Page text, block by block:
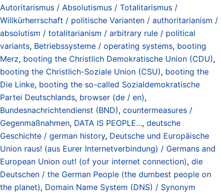
Autoritarismus / Absolutismus / Totalitarismus /
Willkürherrschaft / politische Varianten / authoritarianism /
absolutism / totalitarianism / arbitrary rule / political
variants, Betriebssysteme / operating systems, booting
Merz, booting the Christlich Demokratische Union (CDU),
booting the Christlich-Soziale Union (CSU), booting the
Die Linke, booting the so-called Sozialdemokratische
Partei Deutschlands, browser (de / en),
Bundesnachrichtendienst (BND), countermeasures /
Gegenmaßnahmen, DATA IS PEOPLE..., deutsche
Geschichte / german history, Deutsche und Europäische
Union raus! (aus Eurer Internetverbindung) / Germans and
European Union out! (of your internet connection), die
Deutschen / the German People (the dumbest people on
the planet), Domain Name System (DNS) / Synonym